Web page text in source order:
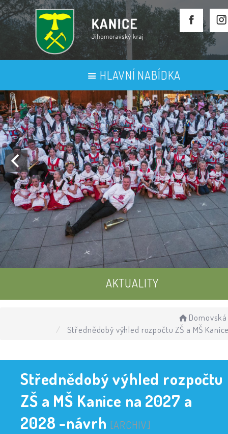
HLAVNÍ NABÍDKA
AKTUALITY
Střednědobý výhled rozpočtu ZŠ a MŠ
Střednědobý výhled rozpočtu
ZŠ a MŠ Kanice na 2027 a
2028 -návrh [ARCHIV]